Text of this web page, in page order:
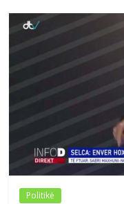
Politikë